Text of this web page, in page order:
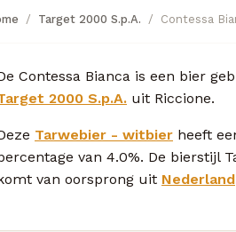
Target 2000 S.p.A. Contessa
Contessa Bianca is een bier
2000 S.p.A. uit Riccione.
Tarwebier - witbier heeft
van 4.0%. De bierstijl
van oorsprong uit Nederland